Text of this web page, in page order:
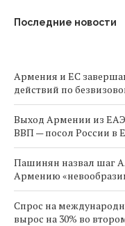
Последние новости
Армения и ЕС
действий по
Выход Армении из
ВВП — посол России в
Пашинян назвал шаг
Армению
Спрос на
вырос на 30% во